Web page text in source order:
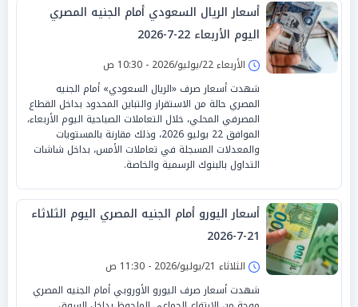
أسعار الريال السعودي أمام الجنيه المصري
اليوم الأربعاء 22-7-2026
الأربعاء 22/يوليو/2026 - 10:30 ص
شهدت أسعار صرف «الريال السعودي» أمام الجنيه
المصري حالة من الاستقرار والتباين المحدود بداخل القطاع
المصرفي المحلي، خلال التعاملات الصباحية اليوم الأربعاء،
الموافق 22 يوليو 2026، وذلك مقارنة بالمستويات
والمعدلات المسجلة في تعاملات الأمس، بداخل شاشات
التداول بالبنوك الرسمية والخاصة.
أسعار اليورو أمام الجنيه المصري اليوم الثلاثاء
21-7-2026
الثلاثاء 21/يوليو/2026 - 11:30 ص
شهدت أسعار صرف اليورو الأوروبي أمام الجنيه المصري